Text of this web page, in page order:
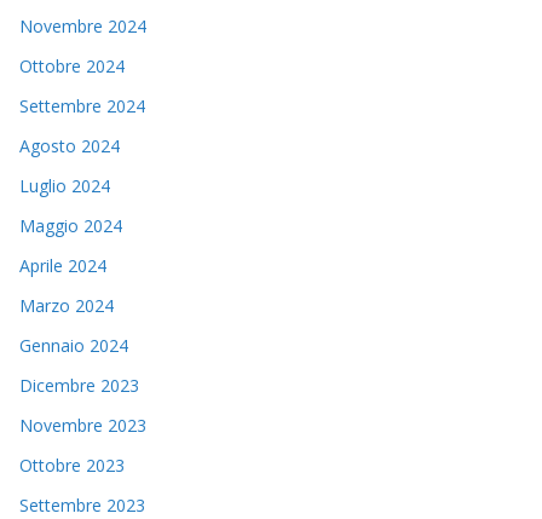
Novembre 2024
Ottobre 2024
Settembre 2024
Agosto 2024
Luglio 2024
Maggio 2024
Aprile 2024
Marzo 2024
Gennaio 2024
Dicembre 2023
Novembre 2023
Ottobre 2023
Settembre 2023